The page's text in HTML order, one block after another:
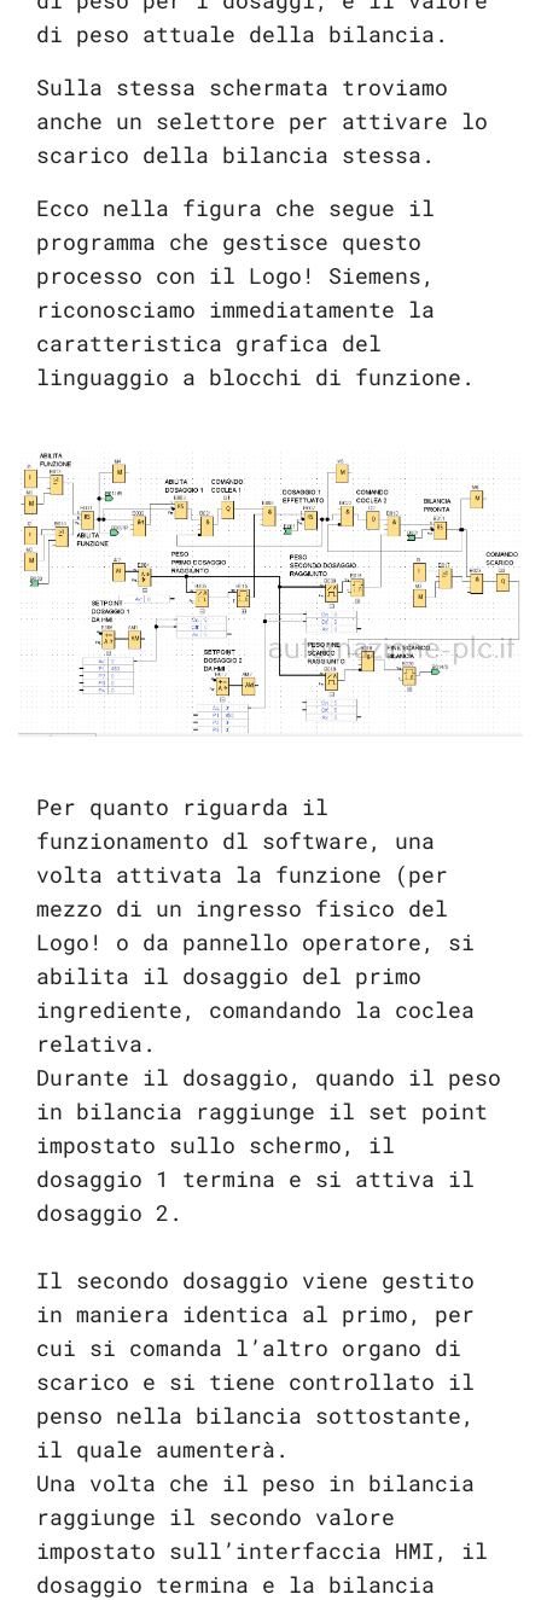
di peso attuale della bilancia.
Sulla stessa schermata troviamo
anche un selettore per attivare lo
scarico della bilancia stessa.
Ecco nella figura che segue il
programma che gestisce questo
processo con il Logo! Siemens,
riconosciamo immediatamente la
caratteristica grafica del
linguaggio a blocchi di funzione.
Per quanto riguarda il
funzionamento dl software, una
volta attivata la funzione (per
mezzo di un ingresso fisico del
Logo! o da pannello operatore, si
abilita il dosaggio del primo
ingrediente, comandando la coclea
relativa.
Durante il dosaggio, quando il peso
in bilancia raggiunge il set point
impostato sullo schermo, il
dosaggio 1 termina e si attiva il
dosaggio 2.
Il secondo dosaggio viene gestito
in maniera identica al primo, per
cui si comanda l’altro organo di
scarico e si tiene controllato il
penso nella bilancia sottostante,
il quale aumenterà.
Una volta che il peso in bilancia
raggiunge il secondo valore
impostato sull’interfaccia HMI, il
dosaggio termina e la bilancia